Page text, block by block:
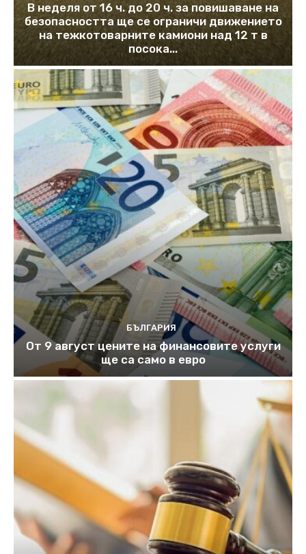
В неделя от 16 ч. до 20 ч. за повишаване на
безопасността ще се ограничи движението
на тежкотоварните камиони над 12 т в
посока...
БЪЛГАРИЯ
От 9 август цените на финансовите услуги
ще са само в евро